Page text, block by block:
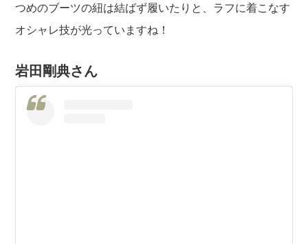
つめのブーツの紐は結ばず履いたりと、ラフに着こなす
オシャレ技が光っていますね！
岩田剛典さん